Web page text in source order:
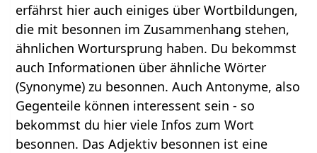
erfährst hier auch einiges über Wortbildungen,
die mit besonnen im Zusammenhang stehen,
ähnlichen Wortursprung haben. Du bekommst
auch Informationen über ähnliche Wörter
(Synonyme) zu besonnen. Auch Antonyme, also
Gegenteile können interessent sein - so
bekommst du hier viele Infos zum Wort
besonnen. Das Adjektiv besonnen ist eine